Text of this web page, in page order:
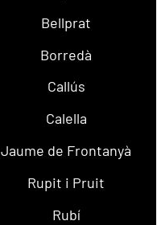
Bellprat
Borredà
Callús
Calella
Jaume de Frontanyà
Rupit i Pruit
Rubí